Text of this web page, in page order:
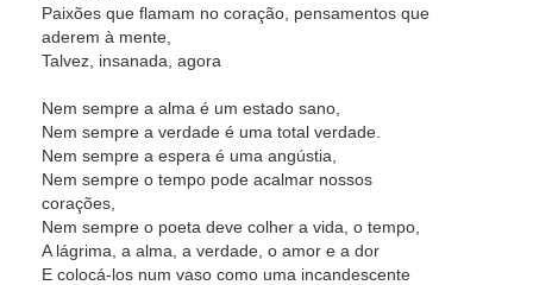
Paixões que flamam no coração, pensamentos que
aderem à mente,
Talvez, insanada, agora
Nem sempre a alma é um estado sano,
Nem sempre a verdade é uma total verdade.
Nem sempre a espera é uma angústia,
Nem sempre o tempo pode acalmar nossos
corações,
Nem sempre o poeta deve colher a vida, o tempo,
A lágrima, a alma, a verdade, o amor e a dor
E colocá-los num vaso como uma incandescente